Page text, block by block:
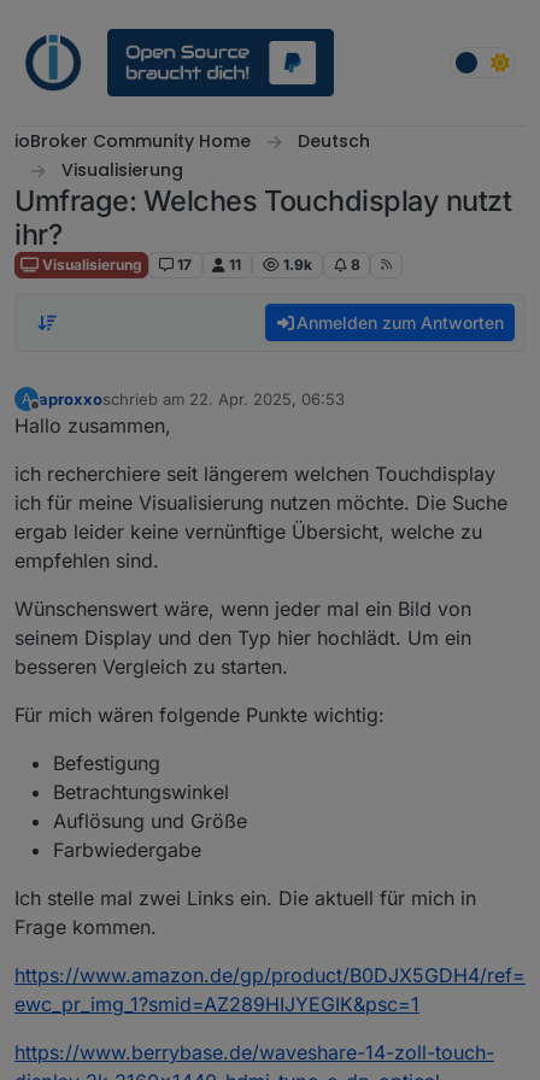
ioBroker Community Home
Deutsch
Visualisierung
Umfrage: Welches Touchdisplay nutzt
ihr?
Visualisierung 17 11 1.9k 8
Anmelden zum Antworten
A
Offline
aproxxoschrieb am 22. Apr. 2025, 06:53
zuletzt editiert von
Hallo zusammen,
ich recherchiere seit längerem welchen Touchdisplay
ich für meine Visualisierung nutzen möchte. Die Suche
ergab leider keine vernünftige Übersicht, welche zu
empfehlen sind.
Wünschenswert wäre, wenn jeder mal ein Bild von
seinem Display und den Typ hier hochlädt. Um ein
besseren Vergleich zu starten.
Für mich wären folgende Punkte wichtig:
Befestigung
Betrachtungswinkel
Auflösung und Größe
Farbwiedergabe
Ich stelle mal zwei Links ein. Die aktuell für mich in
Frage kommen.
https://www.amazon.de/gp/product/B0DJX5GDH4/ref=
ewc_pr_img_1?smid=AZ289HIJYEGIK&psc=1
https://www.berrybase.de/waveshare-14-zoll-touch-